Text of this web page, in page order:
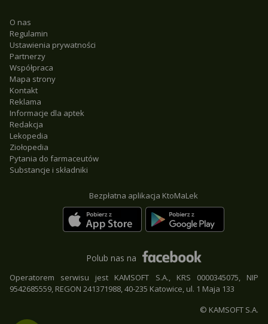
O nas
Regulamin
Ustawienia prywatności
Partnerzy
Współpraca
Mapa strony
Kontakt
Reklama
Informacje dla aptek
Redakcja
Lekopedia
Ziołopedia
Pytania do farmaceutów
Substancje i składniki
Bezpłatna aplikacja KtoMaLek
Polub nas na
Operatorem serwisu jest KAMSOFT S.A., KRS 0000345075, NIP
9542685559, REGON 241371988, 40-235 Katowice, ul. 1 Maja 133
© KAMSOFT S.A.